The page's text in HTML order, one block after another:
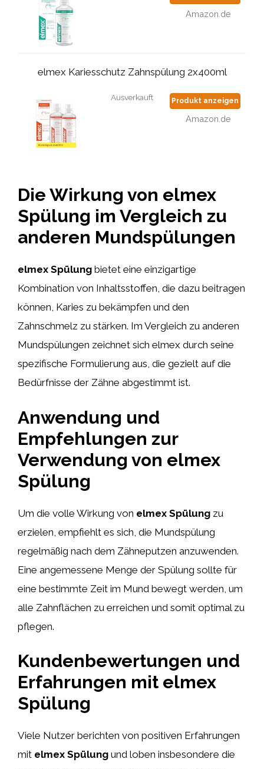
Amazon.de
elmex Kariesschutz Zahnspülung 2x400ml
Ausverkauft Produkt anzeigen
Amazon.de
Die Wirkung von elmex
Spülung im Vergleich zu
anderen Mundspülungen
elmex Spülung bietet eine einzigartige
Kombination von Inhaltsstoffen, die dazu beitragen
können, Karies zu bekämpfen und den
Zahnschmelz zu stärken. Im Vergleich zu anderen
Mundspülungen zeichnet sich elmex durch seine
spezifische Formulierung aus, die gezielt auf die
Bedürfnisse der Zähne abgestimmt ist.
Anwendung und
Empfehlungen zur
Verwendung von elmex
Spülung
Um die volle Wirkung von elmex Spülung zu
erzielen, empfiehlt es sich, die Mundspülung
regelmäßig nach dem Zähneputzen anzuwenden.
Eine angemessene Menge der Spülung sollte für
eine bestimmte Zeit im Mund bewegt werden, um
alle Zahnflächen zu erreichen und somit optimal zu
pflegen.
Kundenbewertungen und
Erfahrungen mit elmex
Spülung
Viele Nutzer berichten von positiven Erfahrungen
mit elmex Spülung und loben insbesondere die